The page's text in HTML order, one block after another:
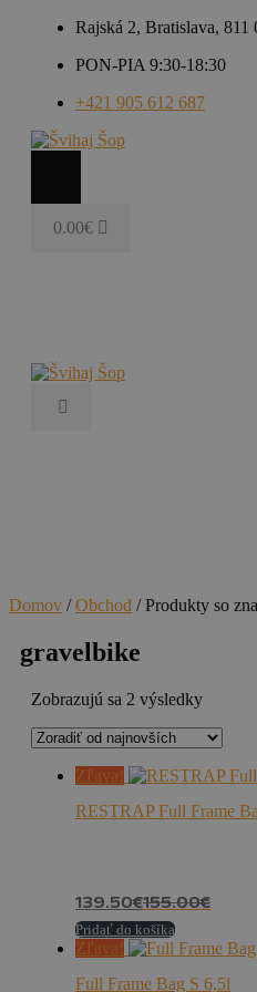
Rajská 2, Bratislava,
PON-PIA 9:30-18:30
+421 905 612 687
0.00€
Domov /Obchod / Produkty so
gravelbike
Zobrazujú sa 2 výsledky
Zľava!
RESTRAP Full Frame
139.50€155.00€
Pridať do košíka
Zľava!
Full Frame Bag S 6,5l